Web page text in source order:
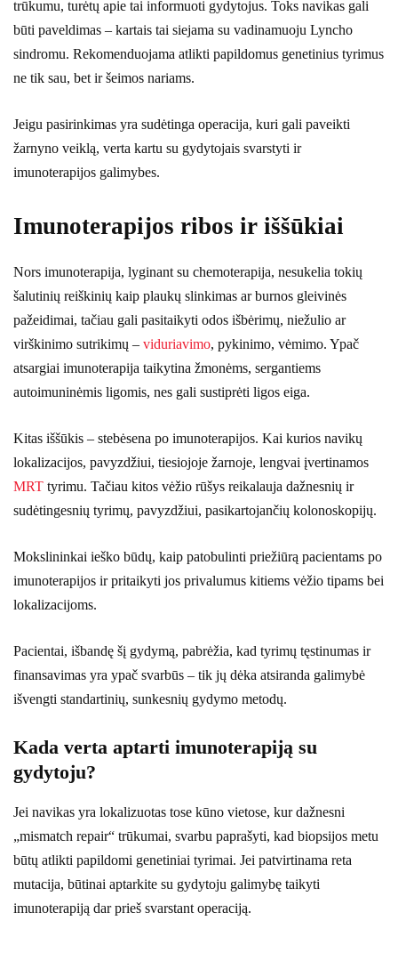
trūkumu, turėtų apie tai informuoti gydytojus. Toks navikas gali
būti paveldimas – kartais tai siejama su vadinamuoju Lyncho
sindromu. Rekomenduojama atlikti papildomus genetinius tyrimus
ne tik sau, bet ir šeimos nariams.
Jeigu pasirinkimas yra sudėtinga operacija, kuri gali paveikti
žarnyno veiklą, verta kartu su gydytojais svarstyti ir
imunoterapijos galimybes.
Imunoterapijos ribos ir iššūkiai
Nors imunoterapija, lyginant su chemoterapija, nesukelia tokių
šalutinių reiškinių kaip plaukų slinkimas ar burnos gleivinės
pažeidimai, tačiau gali pasitaikyti odos išbėrimų, niežulio ar
virškinimo sutrikimų – viduriavimo, pykinimo, vėmimo. Ypač
atsargiai imunoterapija taikytina žmonėms, sergantiems
autoimuninėmis ligomis, nes gali sustiprėti ligos eiga.
Kitas iššūkis – stebėsena po imunoterapijos. Kai kurios navikų
lokalizacijos, pavyzdžiui, tiesiojoje žarnoje, lengvai įvertinamos
MRT tyrimu. Tačiau kitos vėžio rūšys reikalauja dažnesnių ir
sudėtingesnių tyrimų, pavyzdžiui, pasikartojančių kolonoskopijų.
Mokslininkai ieško būdų, kaip patobulinti priežiūrą pacientams po
imunoterapijos ir pritaikyti jos privalumus kitiems vėžio tipams bei
lokalizacijoms.
Pacientai, išbandę šį gydymą, pabrėžia, kad tyrimų tęstinumas ir
finansavimas yra ypač svarbūs – tik jų dėka atsiranda galimybė
išvengti standartinių, sunkesnių gydymo metodų.
Kada verta aptarti imunoterapiją su
gydytoju?
Jei navikas yra lokalizuotas tose kūno vietose, kur dažnesni
„mismatch repair“ trūkumai, svarbu paprašyti, kad biopsijos metu
būtų atlikti papildomi genetiniai tyrimai. Jei patvirtinama reta
mutacija, būtinai aptarkite su gydytoju galimybę taikyti
imunoterapiją dar prieš svarstant operaciją.